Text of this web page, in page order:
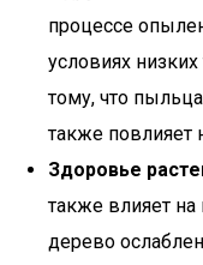
процессе
условиях
тому, что
также повлияет
Здоровье
также влияет
дерево